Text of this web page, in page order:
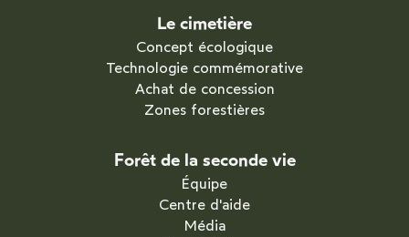
Le cimetière
Concept écologique
Technologie commémorative
Achat de concession
Zones forestières
Forêt de la seconde vie
Équipe
Centre d'aide
Média